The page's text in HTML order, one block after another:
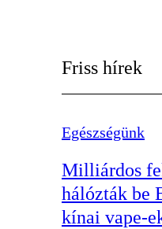
Friss hírek
Egészségünk
Milliárdos
hálózták be
kínai vape-